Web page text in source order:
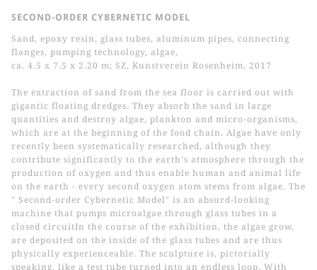
SECOND-ORDER CYBERNETIC MODEL
Sand, epoxy resin, glass tubes, aluminum pipes, connecting
flanges, pumping technology, algae,
ca. 4.5 x 7.5 x 2.20 m; SZ, Kunstverein Rosenheim, 2017
The extraction of sand from the sea floor is carried out with
gigantic floating dredges. They absorb the sand in large
quantities and destroy algae, plankton and micro-organisms,
which are at the beginning of the food chain. Algae have only
recently been systematically researched, although they
contribute significantly to the earth's atmosphere through the
production of oxygen and thus enable human and animal life
on the earth - every second oxygen atom stems from algae. The
" Second-order Cybernetic Model" is an absurd-looking
machine that pumps microalgae through glass tubes in a
closed circuitIn the course of the exhibition, the algae grow,
are deposited on the inside of the glass tubes and are thus
physically experienceable. The sculpture is, pictorially
speaking, like a test tube turned into an endless loop. With